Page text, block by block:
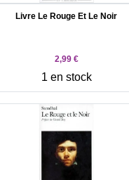
Livre Le Rouge Et Le Noir
2,99 €
1 en stock